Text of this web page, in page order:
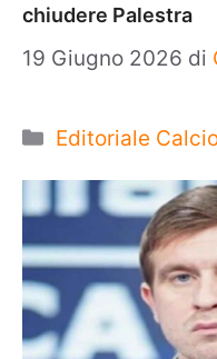
chiudere Palestra
19 Giugno 2026 di
Categorie
Editoriale